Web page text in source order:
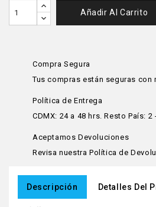
Añadir Al Carrito
Compra Segura
Tus compras están seguras con
Política de Entrega
CDMX: 24 a 48 hrs. Resto País: 2
Aceptamos Devoluciones
Revisa nuestra Política de
Descripción Detalles Del